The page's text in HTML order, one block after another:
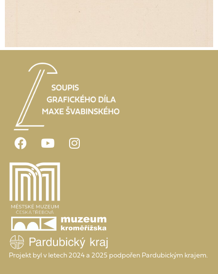
Projekt byl v letech 2024 a 2025 podpořen Pardubickým krajem.